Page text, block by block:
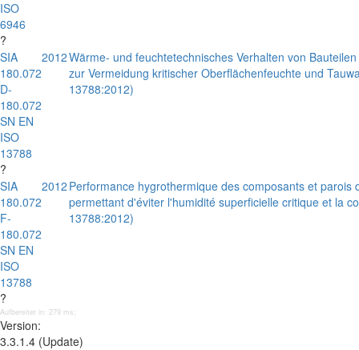
ISO
6946
?
SIA
180.072
D-
180.072
SN EN
ISO
13788
?
2012Wärme- und feuchtetechnisches Verhalten von
zur Vermeidung kritischer Oberflächenfeuchte und
13788:2012)
SIA
180.072
F-
180.072
SN EN
ISO
13788
?
2012 Performance hygrothermique des composants et
permettant d'éviter l'humidité superficielle critique et la
13788:2012)
Aufbereitet in: 279 ms;
Version:
3.3.1.4 (Update)